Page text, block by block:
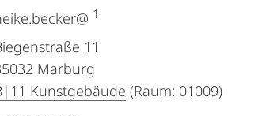
1
11
Marburg
Kunstgebäude (Raum: 01009)